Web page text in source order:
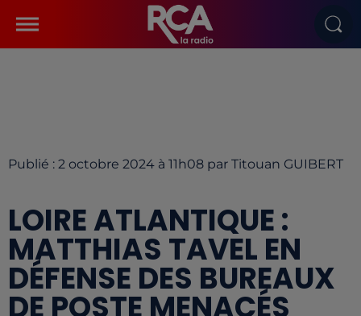
Publié : 2 octobre 2024 à 11h08 par Titouan GUIBERT
LOIRE ATLANTIQUE :
MATTHIAS TAVEL EN
DÉFENSE DES BUREAUX
DE POSTE MENACÉS